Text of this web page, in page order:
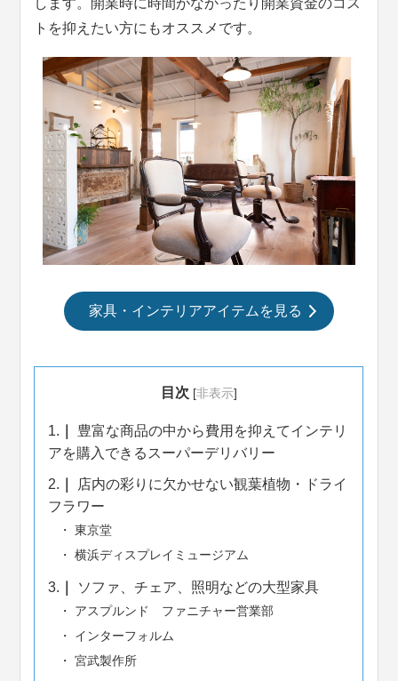
します。開業時に時間がなかったり開業資金のコス
トを抑えたい方にもオススメです。
家具・インテリアアイテムを見る
目次 [非表示]
1.
豊富な商品の中から費用を抑えてインテリ
アを購入できるスーパーデリバリー
2.
店内の彩りに欠かせない観葉植物・ドライ
フラワー
東京堂
横浜ディスプレイミュージアム
3. ソファ、チェア、照明などの大型家具
アスプルンド ファニチャー営業部
インターフォルム
宮武製作所